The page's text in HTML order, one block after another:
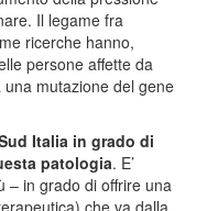
Il legame fra
ricerche hanno,
persone affette da
mutazione del gene
Italia in grado di
patologia. E’
– in grado di offrire una
che va dalla